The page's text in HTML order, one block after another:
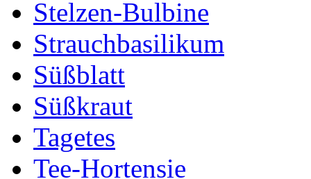
Stelzen-Bulbine
Strauchbasilikum
Süßblatt
Süßkraut
Tagetes
Tee-Hortensie